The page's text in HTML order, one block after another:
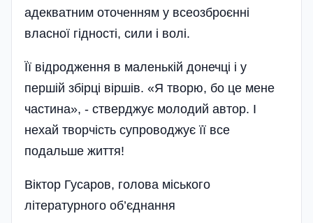
адекватним оточенням у всеозброєнні
власної гідності, сили і волі.
Її відродження в маленькій донечці і у
першій збірці віршів. «Я творю, бо це мене
частина», - стверджує молодий автор. І
нехай творчість супроводжує її все
подальше життя!
Віктор Гусаров, голова міського
літературного об’єднання